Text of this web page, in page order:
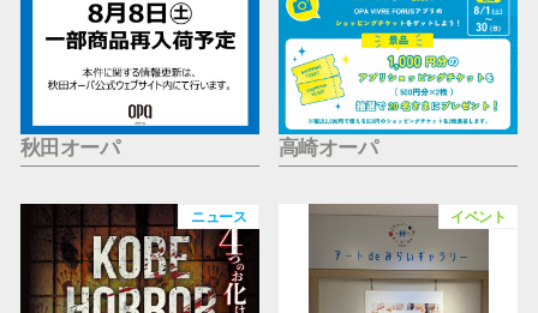
秋田オーパ 高崎オーパ
ニュース イベント
横浜ビ